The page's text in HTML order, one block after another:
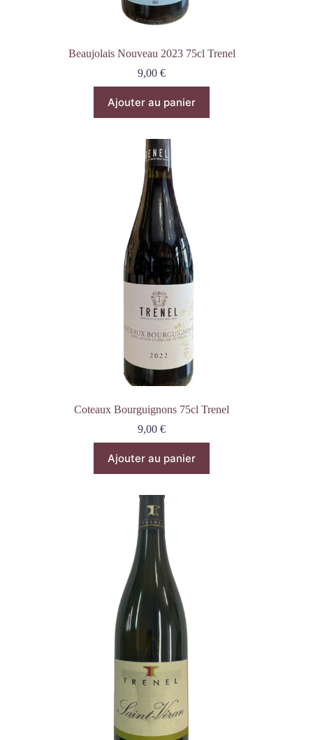
Beaujolais Nouveau 2023 75cl Trenel
9,00€
Ajouter au panier
Coteaux Bourguignons 75cl Trenel
9,00€
Ajouter au panier